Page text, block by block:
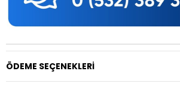
ÖDEME SEÇENEKLERI